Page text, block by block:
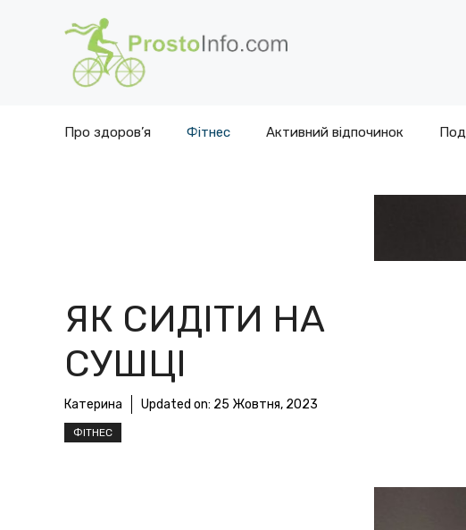
Про здоров’я Фітнес Активний відпочинок
ЯК СИДІТИ НА
СУШЦІ
Катерина Updated on: 25 Жовтня, 2023
ФІТНЕС